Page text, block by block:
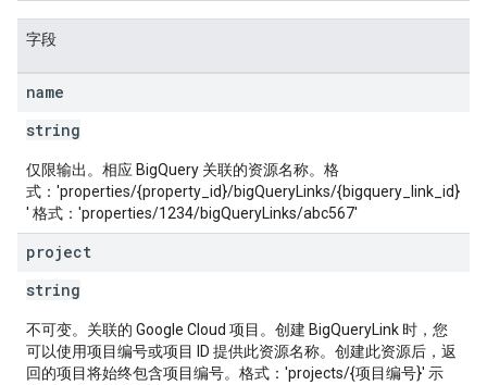
字段
name
string
仅限输出。相应 BigQuery 关联的资源名称。格
式：'properties/{property_id}/bigQueryLinks/{bigquery_link_id}
' 格式：'properties/1234/bigQueryLinks/abc567'
project
string
不可变。关联的 Google Cloud 项目。创建 BigQueryLink 时，您
可以使用项目编号或项目 ID 提供此资源名称。创建此资源后，返
回的项目将始终包含项目编号。格式：'projects/{项目编号}' 示